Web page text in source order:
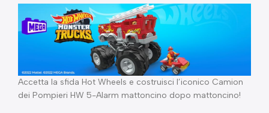
Accetta la sfida Hot Wheels e costruisci l’iconico Camion
dei Pompieri HW 5-Alarm mattoncino dopo mattoncino!